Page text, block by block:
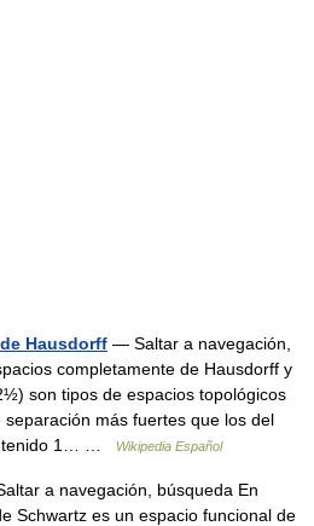
Hausdorff — Saltar a navegación,
completamente de Hausdorff y
son tipos de espacios topológicos
más fuertes que los del
1… …
Wikipedia Español
a navegación, búsqueda En
Schwartz es un espacio funcional de